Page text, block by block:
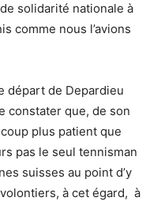
solidarité nationale à
comme nous l’avions
départ de Depardieu
constater que, de son
plus patient que
pas le seul tennisman
suisses au point d’y
à cet égard, à